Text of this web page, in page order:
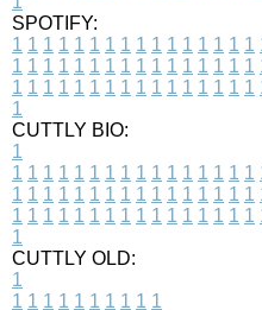
SPOTIFY:
1 1 1 1 1 1 1 1 1 1 1 1 1 1 1 1
1 1 1 1 1 1 1 1 1 1 1 1 1 1 1 1
1 1 1 1 1 1 1 1 1 1 1 1 1 1 1 1
1
CUTTLY BIO:
1
1 1 1 1 1 1 1 1 1 1 1 1 1 1 1 1
1 1 1 1 1 1 1 1 1 1 1 1 1 1 1 1
1 1 1 1 1 1 1 1 1 1 1 1 1 1 1 1
1
CUTTLY OLD:
1
1 1 1 1 1 1 1 1 1 1